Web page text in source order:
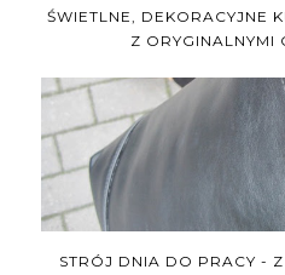
ŚWIETLNE, DEKORACYJNE
Z ORYGINALNYMI
STRÓJ DNIA DO PRACY -